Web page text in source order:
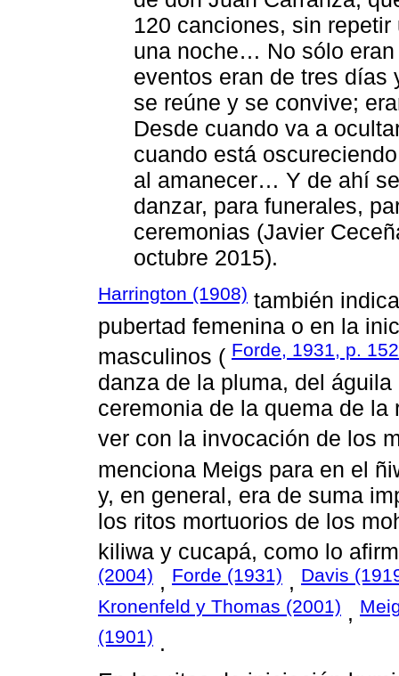
120 canciones, sin
una noche… No sólo
eventos eran de tres días
se reúne y se convive;
Desde cuando va a
cuando está
al amanecer… Y de ahí
danzar, para funerales,
ceremonias (Javier
octubre 2015).
Harrington (1908) también
pubertad femenina o en la
masculinos ( Forde, 1931, p. 152
danza de la pluma, del
ceremonia de la quema de
ver con la invocación de los
menciona Meigs para en el
y, en general, era de suma
los ritos mortuorios de los
kiliwa y cucapá, como lo
(2004) , Forde (1931) , Davis
Kronenfeld y Thomas (2001) ,
(1901) .